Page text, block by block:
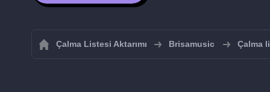
Çalma Listesi Aktarımı Brisamusic Çalma